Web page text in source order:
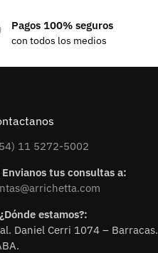
Pagos 100% seguros
con todos los medios
11 5272-5002
tus consultas a:
estamos?:
Daniel Cerri 1074 – Barracas.